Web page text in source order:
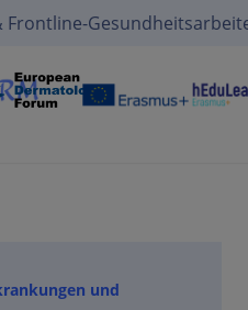
Frontline-
und